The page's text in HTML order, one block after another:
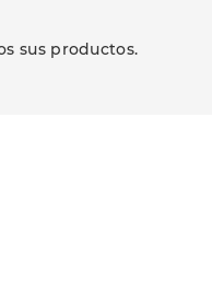
sus productos.